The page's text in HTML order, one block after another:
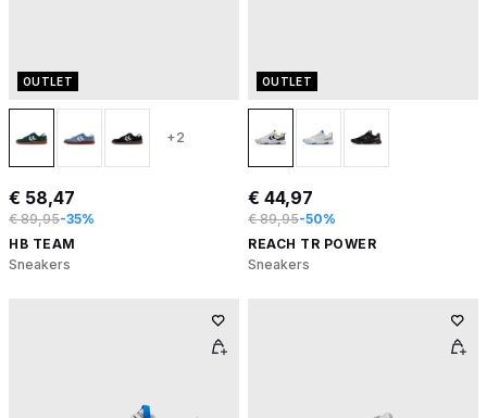
OUTLET
+2
€ 58,47
€ 89,95-35%
HB TEAM
Sneakers
OUTLET
€ 44,97
€ 89,95-50%
REACH TR POWER
Sneakers